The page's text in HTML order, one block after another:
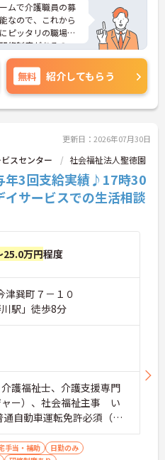
ムで介護職員の募
なので、これから
ピッタリの職場で
修制度があるの
指せます♪ご興味
えしますので、お
無料 紹介してもらう
更新日：2026年07月30日
スセンター 社会福祉法人聖徳園
年3回支給実績♪17時30
サービスでの生活相談
25.0万円程度
津巽町７－１０
駅」徒歩8分
護福祉士、介護支援専門
ャー）、社会福祉主事 い
自動車運転免許必須（Ａ
手当・補助
日勤のみ